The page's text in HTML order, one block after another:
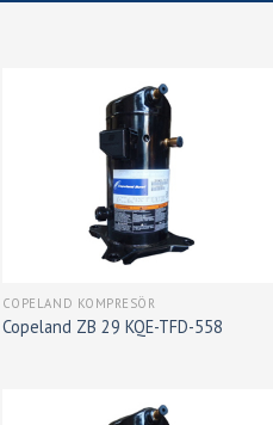
COPELAND KOMPRESÖR
Copeland ZB 29 KQE-TFD-558